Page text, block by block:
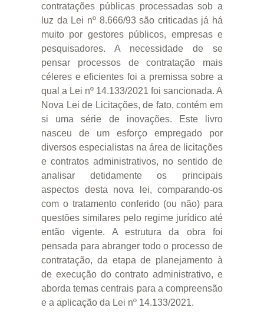
contratações públicas processadas sob a
luz da Lei nº 8.666/93 são criticadas já há
muito por gestores públicos, empresas e
pesquisadores. A necessidade de se
pensar processos de contratação mais
céleres e eficientes foi a premissa sobre a
qual a Lei nº 14.133/2021 foi sancionada. A
Nova Lei de Licitações, de fato, contém em
si uma série de inovações. Este livro
nasceu de um esforço empregado por
diversos especialistas na área de licitações
e contratos administrativos, no sentido de
analisar detidamente os principais
aspectos desta nova lei, comparando-os
com o tratamento conferido (ou não) para
questões similares pelo regime jurídico até
então vigente. A estrutura da obra foi
pensada para abranger todo o processo de
contratação, da etapa de planejamento à
de execução do contrato administrativo, e
aborda temas centrais para a compreensão
e a aplicação da Lei nº 14.133/2021.